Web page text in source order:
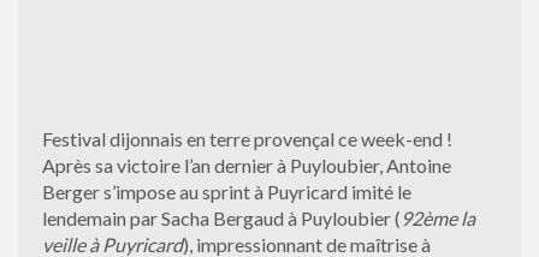
Festival dijonnais en terre provençal ce week-end !
Après sa victoire l’an dernier à Puyloubier, Antoine
Berger s’impose au sprint à Puyricard imité le
lendemain par Sacha Bergaud à Puyloubier ( 92ème la
veille à Puyricard), impressionnant de maîtrise à